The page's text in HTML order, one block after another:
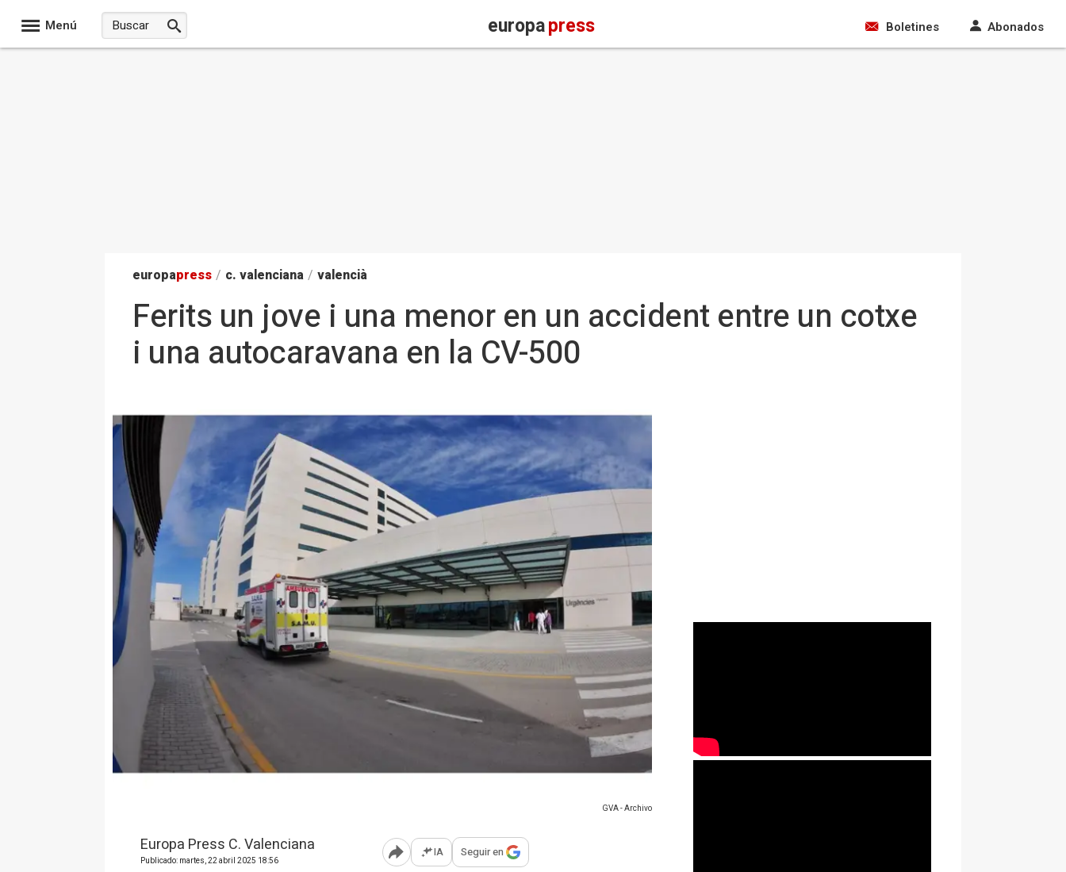
Menú europapress Boletines Abonados
europapress / c. valenciana / valencià
Ferits un jove i una menor en un accident entre un cotxe
i una autocaravana en la CV-500
GVA - Archivo
Europa Press C. Valenciana
Publicado: martes, 22 abril 2025 18:56 Abrir opciones para compartir
IA Seguir en